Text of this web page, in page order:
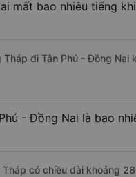
mất bao nhiêu tiếng
đi Tân Phú - Đồng Nai
- Đồng Nai là bao
có chiều dài khoảng